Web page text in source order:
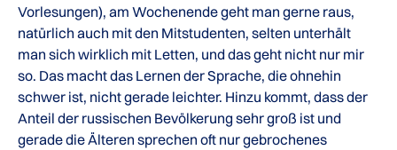
Vorlesungen), am Wochenende geht man gerne raus,
natürlich auch mit den Mitstudenten, selten unterhält
man sich wirklich mit Letten, und das geht nicht nur mir
so. Das macht das Lernen der Sprache, die ohnehin
schwer ist, nicht gerade leichter. Hinzu kommt, dass der
Anteil der russischen Bevölkerung sehr groß ist und
gerade die Älteren sprechen oft nur gebrochenes